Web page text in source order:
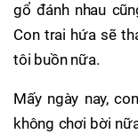
gổ đánh nhau
Con trai hứa sẽ
tôi buồn nữa.
Mấy ngày nay,
không chơi bời